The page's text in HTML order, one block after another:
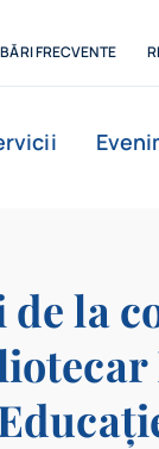
FRECVENTE
la